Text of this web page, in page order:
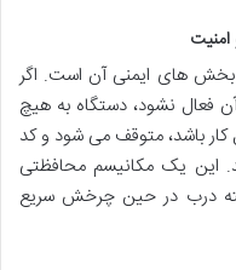
های ایمنی آن است. اگر
فعال نشود، دستگاه به هیچ
کار باشد، متوقف می شود و کد
این یک مکانیسم محافظتی
درب در حین چرخش سریع